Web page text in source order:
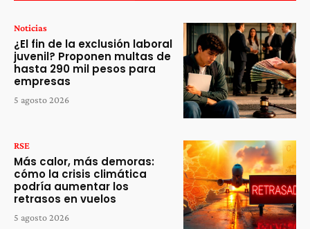
Noticias
¿El fin de la exclusión laboral
juvenil? Proponen multas de
hasta 290 mil pesos para
empresas
5 agosto 2026
RSE
Más calor, más demoras:
cómo la crisis climática
podría aumentar los
retrasos en vuelos
5 agosto 2026